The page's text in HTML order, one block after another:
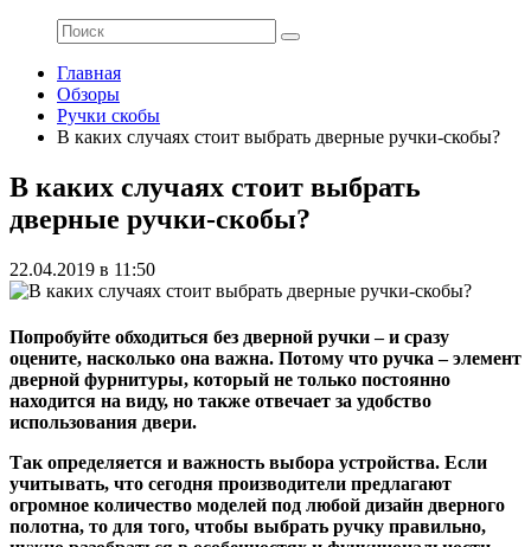
Главная
Обзоры
Ручки скобы
В каких случаях стоит выбрать дверные ручки-скобы?
В каких случаях стоит выбрать
дверные ручки-скобы?
22.04.2019 в 11:50
Попробуйте обходиться без дверной ручки – и сразу
оцените, насколько она важна. Потому что ручка – элемент
дверной фурнитуры, который не только постоянно
находится на виду, но также отвечает за удобство
использования двери.
Так определяется и важность выбора устройства. Если
учитывать, что сегодня производители предлагают
огромное количество моделей под любой дизайн дверного
полотна, то для того, чтобы выбрать ручку правильно,